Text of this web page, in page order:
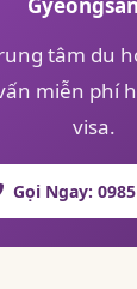
tâm du
miễn phí
visa.
Gọi Ngay: 0985